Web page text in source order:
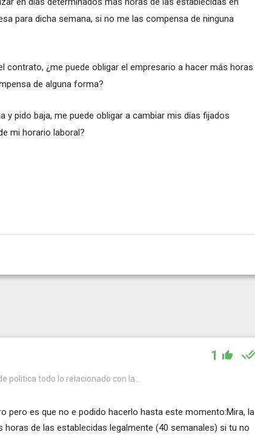
para dicha semana, si no me las compensa de ninguna
contrato, ¿me puede obligar el empresario a hacer más horas
de alguna forma?
y pido baja, me puede obligar a cambiar mis días fijados
mi horario laboral?
1
politica todo lo relacionado con la...
pero es que no e podido hacerlo hasta este momento:Mira, la
de las establecidas legalmente (40 semanales) si tu no